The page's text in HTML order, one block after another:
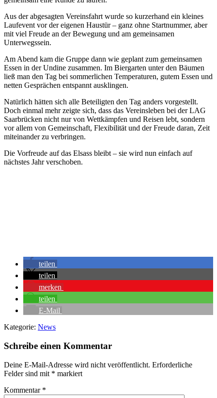
Aus der abgesagten Vereinsfahrt wurde so kurzerhand ein kleines
Laufevent vor der eigenen Haustür – ganz ohne Startnummer, aber
mit viel Freude an der Bewegung und am gemeinsamen
Unterwegssein.
Am Abend kam die Gruppe dann wie geplant zum gemeinsamen
Essen in der Undine zusammen. Im Biergarten unter den Bäumen
ließ man den Tag bei sommerlichen Temperaturen, gutem Essen und
netten Gesprächen entspannt ausklingen.
Natürlich hätten sich alle Beteiligten den Tag anders vorgestellt.
Doch einmal mehr zeigte sich, dass das Vereinsleben bei der LAG
Saarbrücken nicht nur von Wettkämpfen und Reisen lebt, sondern
vor allem von Gemeinschaft, Flexibilität und der Freude daran, Zeit
miteinander zu verbringen.
Die Vorfreude auf das Elsass bleibt – sie wird nun einfach auf
nächstes Jahr verschoben.
teilen
teilen
merken
teilen
E-Mail
Kategorie: News
Schreibe einen Kommentar
Deine E-Mail-Adresse wird nicht veröffentlicht. Erforderliche
Felder sind mit * markiert
Kommentar *